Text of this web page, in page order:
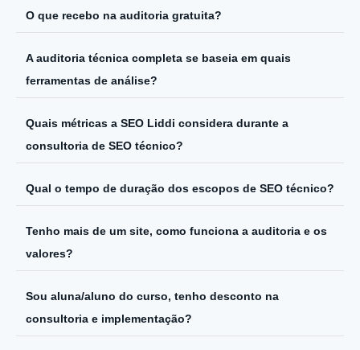
O que recebo na auditoria gratuita?
A auditoria técnica completa se baseia em quais
ferramentas de análise?
Quais métricas a SEO Liddi considera durante a
consultoria de SEO técnico?
Qual o tempo de duração dos escopos de SEO técnico?
Tenho mais de um site, como funciona a auditoria e os
valores?
Sou aluna/aluno do curso, tenho desconto na
consultoria e implementação?